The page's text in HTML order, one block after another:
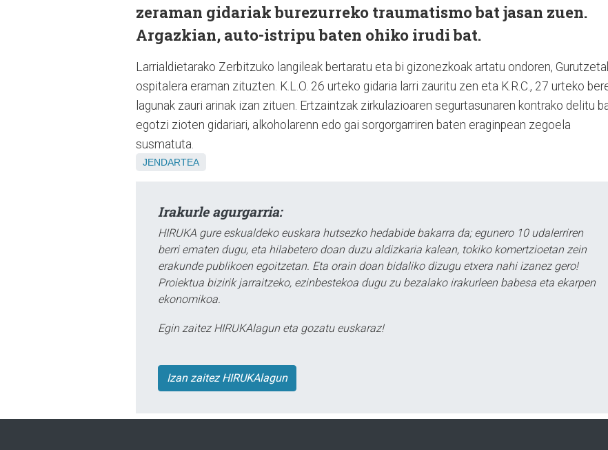
zeraman gidariak burezurreko traumatismo bat jasan zuen.
Argazkian, auto-istripu baten ohiko irudi bat.
Larrialdietarako Zerbitzuko langileak bertaratu eta bi gizonezkoak artatu ondoren,
ospitalera eraman zituzten. K.L.O. 26 urteko gidaria larri zauritu zen eta K.R.C., 27 urteko
lagunak zauri arinak izan zituen. Ertzaintzak zirkulazioaren segurtasunaren kontrako delitu
egotzi zioten gidariari, alkoholarenn edo gai sorgorgarriren baten eraginpean zegoela
susmatuta.
JENDARTEA
Irakurle agurgarria:
HIRUKA gure eskualdeko euskara hutsezko hedabide bakarra da; egunero 10 udalerriren
berri ematen dugu, eta hilabetero doan duzu aldizkaria kalean, tokiko komertzioetan zein
erakunde publikoen egoitzetan. Eta orain doan bidaliko dizugu etxera nahi izanez gero!
Proiektua bizirik jarraitzeko, ezinbestekoa dugu zu bezalako irakurleen babesa eta ekarpen
ekonomikoa.
Egin zaitez HIRUKAlagun eta gozatu euskaraz!
Izan zaitez HIRUKAlagun